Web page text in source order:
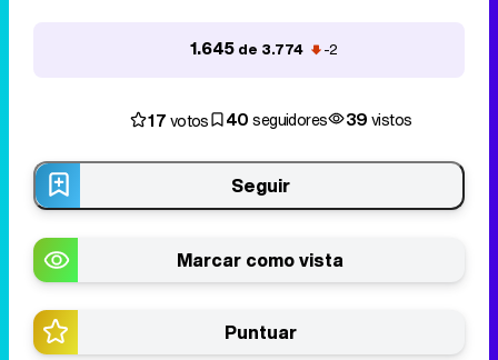
1.645 de 3.774 -2
17votos 40seguidores 39vistos
Seguir
Marcar como vista
Puntuar